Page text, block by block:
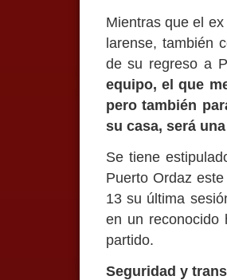
Mientras que el
larense, también
de su regreso a
equipo, el que
pero también
su casa, será
Se tiene
Puerto Ordaz
13 su última
en un reconocido
partido.
Seguridad y